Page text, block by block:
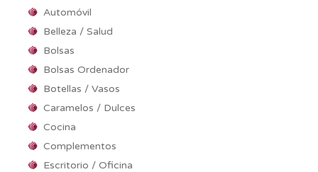
Automóvil
Belleza / Salud
Bolsas
Bolsas Ordenador
Botellas / Vasos
Caramelos / Dulces
Cocina
Complementos
Escritorio / Oficina